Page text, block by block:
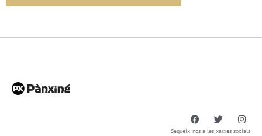
Segueix-nos a les xarxes socials